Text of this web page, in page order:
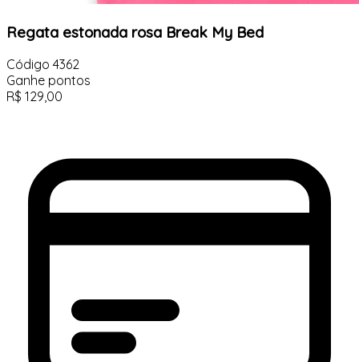
Regata estonada rosa Break My Bed
Código 4362
Ganhe pontos
R$ 129,00